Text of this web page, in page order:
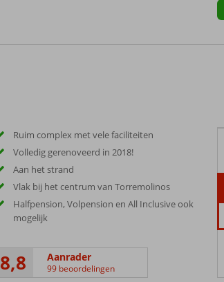
Ruim complex met vele faciliteiten
Volledig gerenoveerd in 2018!
Aan het strand
Vlak bij het centrum van Torremolinos
Halfpension, Volpension en All Inclusive ook
mogelijk
8,8 Aanrader
99 beoordelingen